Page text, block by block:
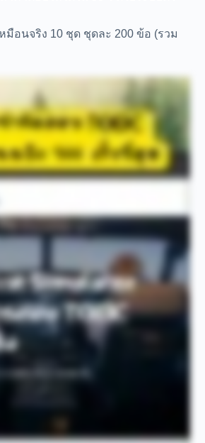
มือนจริง 10 ชุด ชุดละ 200 ข้อ (รวม